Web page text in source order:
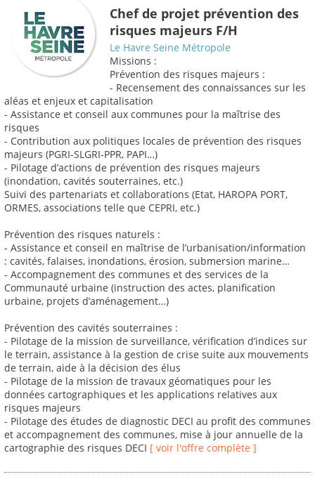
Chef de projet prévention des
risques majeurs F/H
Le Havre Seine Métropole
Missions :
Prévention des risques majeurs :
- Recensement des connaissances sur les
aléas et enjeux et capitalisation
- Assistance et conseil aux communes pour la maîtrise des
risques
- Contribution aux politiques locales de prévention des risques
majeurs (PGRI-SLGRI-PPR, PAPI…)
- Pilotage d’actions de prévention des risques majeurs
(inondation, cavités souterraines, etc.)
Suivi des partenariats et collaborations (Etat, HAROPA PORT,
ORMES, associations telle que CEPRI, etc.)
Prévention des risques naturels :
- Assistance et conseil en maîtrise de l’urbanisation/information
: cavités, falaises, inondations, érosion, submersion marine…
- Accompagnement des communes et des services de la
Communauté urbaine (instruction des actes, planification
urbaine, projets d’aménagement…)
Prévention des cavités souterraines :
- Pilotage de la mission de surveillance, vérification d’indices sur
le terrain, assistance à la gestion de crise suite aux mouvements
de terrain, aide à la décision des élus
- Pilotage de la mission de travaux géomatiques pour les
données cartographiques et les applications relatives aux
risques majeurs
- Pilotage des études de diagnostic DECI au profit des communes
et accompagnement des communes, mise à jour annuelle de la
cartographie des risques DECI [ voir l'offre complète ]